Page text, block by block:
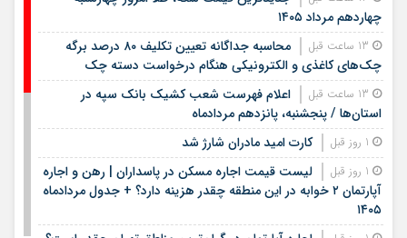
چهاردهم مرداد ۱۴۰۵
محاسبه جداگانه تعیین تکلیف ۸۰ درصد برگه
چک‌های کاغذی و الکترونیکی هنگام درخواست دسته چک
اعلام فهرست شعب کشیک بانک سپه در
استان‌ها / پنجشنبه، پانزدهم مردادماه
کارت امید مادران شارژ شد
لیست قیمت اجاره مسکن در پاسداران | رهن و اجاره
آپارتمان ۲ خوابه در این منطقه چقدر هزینه دارد؟ + جدول مردادماه
۱۴۰۵